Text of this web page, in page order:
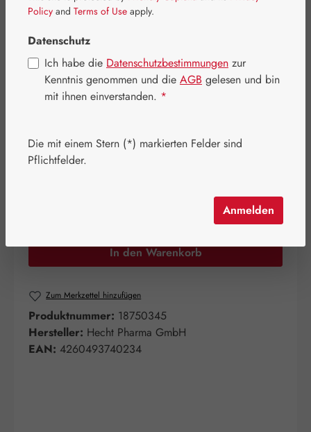
Regulärer Preis:
17,90 €
Inhalt:0.09 Kilogramm(198,89 € / 1 Kilogramm)
Preise inkl. MwSt. zzgl. Versandkosten
Packungsgrößen auswählen
Produkt Anzahl: Gib den gewünschten
In den Warenkorb
Zum Merkzettel hinzufügen
Produktnummer: 18750345
Hersteller: Hecht Pharma GmbH
EAN: 4260493740234
Policy and Terms of Use apply.
Datenschutz
Ich habe die Datenschutzbestimmungen zur
Kenntnis genommen und die AGB gelesen und bin
mit ihnen einverstanden. *
Die mit einem Stern (*) markierten Felder sind
Pflichtfelder.
Anmelden